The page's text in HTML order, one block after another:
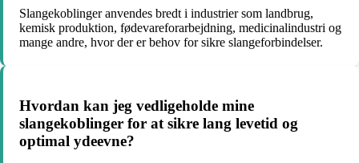
Slangekoblinger anvendes bredt i industrier som landbrug,
kemisk produktion, fødevareforarbejdning, medicinalindustri og
mange andre, hvor der er behov for sikre slangeforbindelser.
Hvordan kan jeg vedligeholde mine
slangekoblinger for at sikre lang levetid og
optimal ydeevne?